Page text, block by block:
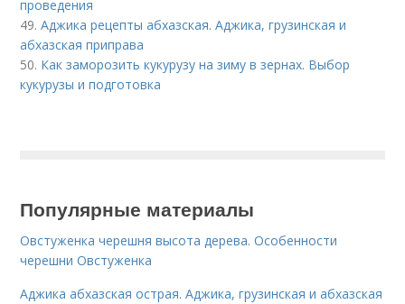
проведения
49.Аджика рецепты абхазская. Аджика, грузинская и
абхазская приправа
50. Как заморозить кукурузу на зиму в зернах. Выбор
кукурузы и подготовка
Популярные материалы
Овстуженка черешня высота дерева. Особенности
черешни Овстуженка
Аджика абхазская острая. Аджика, грузинская и абхазская